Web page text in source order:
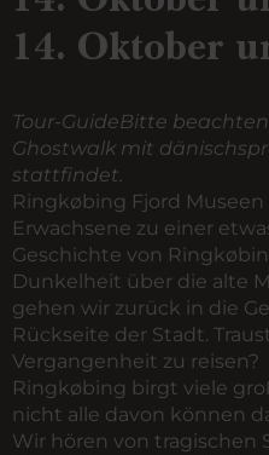
14. Oktober
Tour-GuideBitte beachten
Ghostwalk mit
stattfindet.
Ringkøbing Fjord
Erwachsene zu einer
Geschichte von
Dunkelheit über die alte
gehen wir zurück in die
Rückseite der Stadt.
Vergangenheit zu reisen?
Ringkøbing birgt viele
nicht alle davon können
Wir hören von tragischen